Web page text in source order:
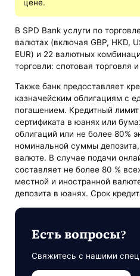
цене.
В SPD Bank услуги по
валютах (включая GBP, HKD,
EUR) и 22 валютных
торговли: спотовая торговля
Также банк предоставляет
казначейским облигациям с
погашением. Кредитный
сертификата в юанях или
облигаций или не более 80%
номинальной суммы
валюте. В случае подачи
составляет не более 80 %
местной и иностранной
депозита в юанях. Срок
Есть вопросы?
Свяжитесь с нашими